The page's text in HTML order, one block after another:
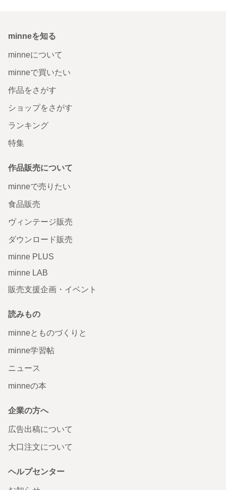
minneを知る
minneについて
minneで買いたい
作品をさがす
ショップをさがす
ランキング
特集
作品販売について
minneで売りたい
食品販売
ヴィンテージ販売
ダウンロード販売
minne PLUS
minne LAB
販売支援企画・イベント
読みもの
minneとものづくりと
minne学習帖
ニュース
minneの本
企業の方へ
広告出稿について
大口注文について
ヘルプセンター